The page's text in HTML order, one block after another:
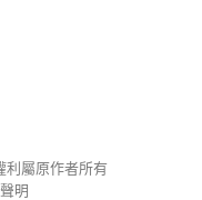
利屬原作者所有
明